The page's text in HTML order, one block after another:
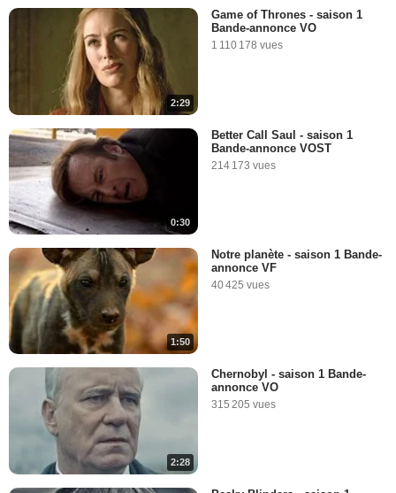
2:29
Game of Thrones - saison 1
Bande-annonce VO
1 110 178 vues
0:30
Better Call Saul - saison 1
Bande-annonce VOST
214 173 vues
1:50
Notre planète - saison 1 Bande-
annonce VF
40 425 vues
2:28
Chernobyl - saison 1 Bande-
annonce VO
315 205 vues